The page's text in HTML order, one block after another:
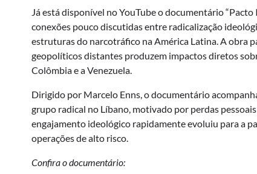
Já está disponível no YouTube o documentário
conexões pouco discutidas entre radicalização
estruturas do narcotráfico na América Latina. A obra
geopolíticos distantes produzem impactos diretos
Colômbia e a Venezuela.
Dirigido por Marcelo Enns, o documentário
grupo radical no Líbano, motivado por perdas
engajamento ideológico rapidamente evoluiu para a
operações de alto risco.
Confira o documentário: